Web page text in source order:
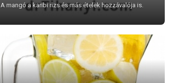
A mangó a karibi rizs és más ételek hozzávalója is.